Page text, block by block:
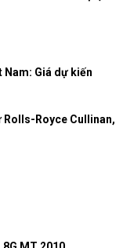
Giá dự kiến
Royce Cullinan,